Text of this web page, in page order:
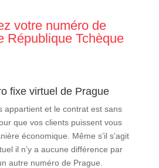
votre numéro de
République Tchèque
fixe virtuel de Prague
appartient et le contrat est sans
que vos clients puissent vous
économique. Même s’il s’agit
il n’y a aucune différence par
autre numéro de Prague.